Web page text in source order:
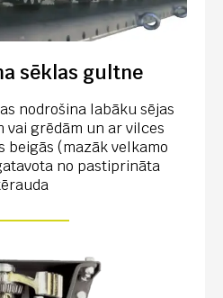
sēklas gultne
nodrošina labāku sējas
vai grēdām un ar vilces
beigās (mazāk velkamo
no pastiprināta